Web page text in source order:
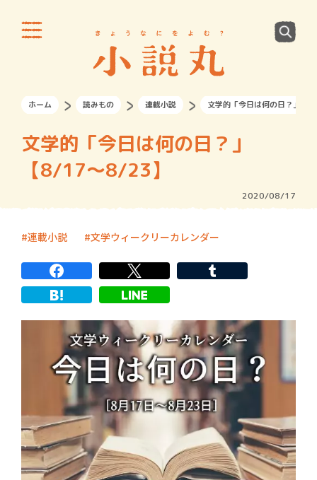
ホーム 読みもの 連載小説 文学的「今日は何の日？」【
文学的「今日は何の日？」
【8/17～8/23】
2020/08/17
連載小説 文学ウィークリーカレンダー